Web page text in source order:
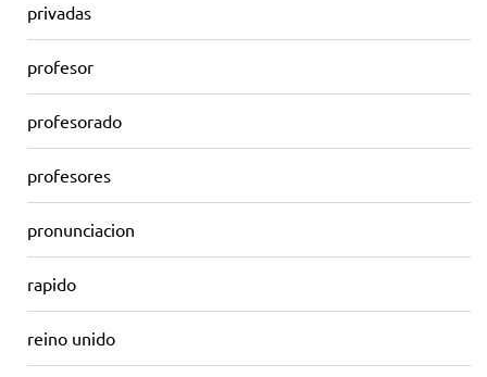
privadas
profesor
profesorado
profesores
pronunciacion
rapido
reino unido